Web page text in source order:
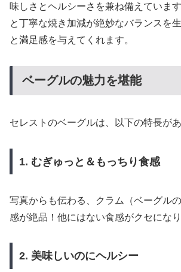
味しさとヘルシーさを兼ね備えていま
と丁寧な焼き加減が絶妙なバランスを
と満足感を与えてくれます。
ベーグルの魅力を堪能
セレストのベーグルは、以下の特長があ
1. むぎゅっと＆もっちり食感
写真からも伝わる、クラム（ベーグル
感が絶品！他にはない食感がクセになり
2. 美味しいのにヘルシー